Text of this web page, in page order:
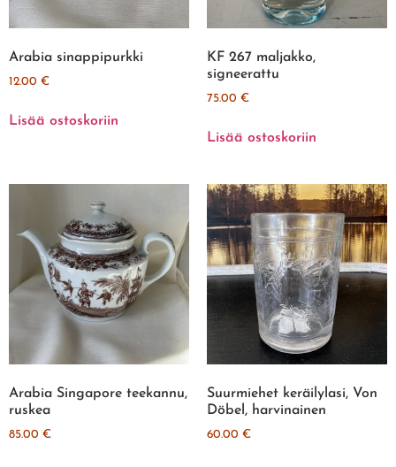
Arabia sinappipurkki
12.00 €
Lisää ostoskoriin
KF 267 maljakko,
signeerattu
75.00 €
Lisää ostoskoriin
Arabia Singapore teekannu,
ruskea
85.00 €
Suurmiehet keräilylasi, Von
Döbel, harvinainen
60.00 €